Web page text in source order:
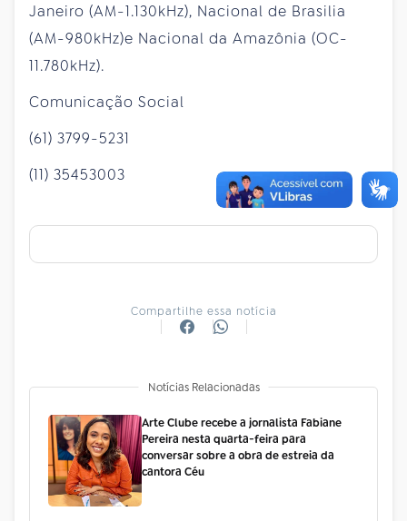
Janeiro (AM-1.130kHz), Nacional de Brasilia
(AM-980kHz)e Nacional da Amazônia (OC-
11.780kHz).
Comunicação Social
(61) 3799-5231
(11) 35453003
Compartilhe essa notícia
Notícias Relacionadas
Arte Clube recebe a jornalista Fabiane
Pereira nesta quarta-feira para
conversar sobre a obra de estreia da
cantora Céu